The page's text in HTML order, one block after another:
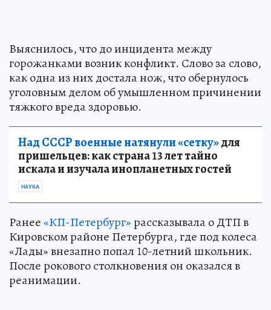
Выяснилось, что до инцидента между
горожанками возник конфликт. Слово за слово,
как одна из них достала нож, что обернулось
уголовным делом об умышленном причинении
тяжкого вреда здоровью.
Над СССР военные натянули «сетку»для
пришельцев: как страна 13 лет тайно
искала и изучала инопланетных гостей
НАУКА
Ранее«КП-Петербург»рассказывала о ДТП в
Кировском районе Петербурга, где под колеса
«Лады» внезапно попал 10-летний школьник.
После рокового столкновения он оказался в
реанимации.